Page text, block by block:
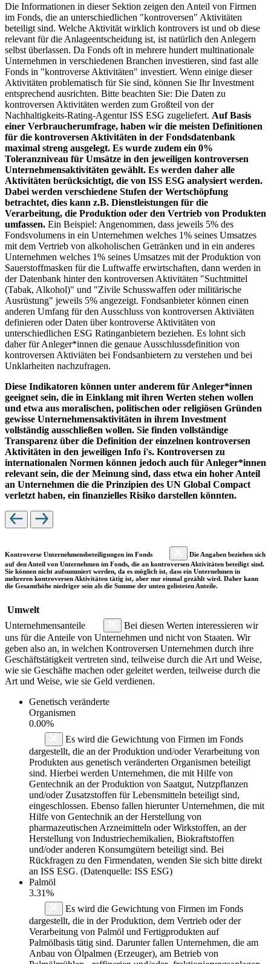
Die Informationen in dieser Sektion zeigen den Anteil von Firmen
im Fonds, die an unterschiedlichen "kontroversen" Aktivitäten
beteiligt sind. Welche Aktivität wirklich kontrovers ist und ob diese
relevant für die Anlageentscheidung ist, ist natürlich den Anlegern
selbst überlassen. Da Fonds oft in mehrere hundert multinationale
Unternehmen in verschiedenen Branchen investieren, sind fast alle
Fonds in "kontroverse Aktivitäten" investiert. Wenn einige dieser
Aktivitäten problematisch für Sie sind, können Sie Ihr Investment
entsprechend ausrichten. Bitte beachten Sie: Die Daten zu
kontroversen Aktivitäten werden zum Großteil von der
Nachhaltigkeits-Rating-Agentur ISS ESG zugeliefert. Auf Basis
einer Verbraucherumfrage, haben wir die meisten Definitionen
für die kontroversen Aktivitäten in der Fondsdatenbank
maximal streng ausgelegt. Es wurde zudem ein 0%
Toleranzniveau für Umsätze in den jeweiligen kontroversen
Unternehmensaktivitäten gewählt. Es werden daher alle
Aktivitäten berücksichtigt, die von ISS ESG analysiert werden.
Dabei werden verschiedene Stufen der Wertschöpfung
betrachtet, dies kann z.B. Dienstleistungen für die
Verarbeitung, die Produktion oder den Vertrieb von Produkten
umfassen. Ein Beispiel: Angenommen, dass jeweils 5% des
Fondsvolumens in ein Unternehmen welches 1% seines Umsatzes
mit dem Vertrieb von alkoholischen Getränken und in ein anderes
Unternehmen welches 1% seines Umsatzes mit der Produktion von
Sauerstoffmasken für die Luftwaffe erwirtschaften, dann werden in
der Datenbank hinter den kontroversen Aktivitäten "Suchtmittel
(Tabak, Alkohol)" und "Zivile Schusswaffen oder militärische
Ausrüstung" jeweils 5% angezeigt. Fondsanbieter können einen
anderen Umfang für den Ausschluss von kontroversen Aktiviäten
definieren oder Daten über kontroverse Aktivitäten von
unterschiedlichen ESG Ratinganbietern beziehen. Es lohnt sich
daher für Anleger*innen die genaue Ausschlussdefinition von
kontroversen Aktiviäten bei Fondsanbietern zu verstehen und bei
Unklarheiten nachzufragen.
Diese Indikatoren können unter anderem für Anleger*innen
geeignet sein, die in Einklang mit ihren Werten stehen wollen
und etwa aus moralischen, politischen oder religiösen Gründen
gewisse Unternehmensaktivitäten in ihrem Investment
vollständig ausschließen wollen. Sie finden vollständige
Transparenz über die Definition der einzelnen kontroversen
Aktivitäten in den jeweiligen Info i's. Kontroversen zu
internationalen Normen können jedoch auch für Anleger*innen
relevant sein, die der Meinung sind, dass etwa ein hoher Anteil
an Unternehmen die die Prinzipien des UN Global Compact
verletzt haben, ein finanzielles Risiko darstellen könnten.
Kontroverse Unternehmensbeteiligungen im Fonds
Die Angaben beziehen sich
auf den Anteil von Unternehmen im Fonds, die an kontroversen Aktivitäten beteiligt sind.
Sie können nicht aufsummiert werden, da es möglich ist, dass ein Unternehmen in
mehreren kontroversen Aktivitäten tätig ist, aber nur einmal gezählt wird. Daher kann
die Gesamthöhe niedriger sein als die Summe der unten gelisteten Anteile.
Umwelt
Unternehmensanteile
Bei diesen Werten interessieren wir
uns für die Anteile von Unternehmen und nicht von Staaten. Wir
geben also an, in welchen Kontroversen Unternehmen durch ihre
Geschäftstätigkeit vertreten sind, teilweise durch die Art und Weise,
wie sie Geschäfte machen oder geleitet werden, teilweise durch die
Art und Weise, wie sie Geld verdienen.
Genetisch veränderte
Organismen
0.00%
Es wird die Gewichtung von Firmen im Fonds
dargestellt, die an der Produktion und/oder Verarbeitung von
Produkten aus genetisch veränderten Organismen beteiligt
sind. Hierbei werden Unternehmen, die mit Hilfe von
Gentechnik an der Produktion von Saatgut, Nutzpflanzen
und/oder Zusatzstoffen für Lebensmitteln beteiligt sind,
eingeschlossen. Ebenso fallen hierunter Unternehmen, die mit
Hilfe von Gentechnik an der Herstellung von
pharmazeutischen Arzneimitteln oder Wirkstoffen, an der
Herstellung von Industriechemikalien, Biokraftstoffen
und/oder anderen Konsumgütern beteiligt sind. Bei
Rückfragen zu den Firmendaten, wenden Sie sich bitte direkt
an ISS ESG. (Datenquelle: ISS ESG)
Palmöl
3.31%
Es wird die Gewichtung von Firmen im Fonds
dargestellt, die in der Produktion, dem Vertrieb oder der
Verarbeitung von Palmöl und Fertigprodukten auf
Palmölbasis tätig sind. Darunter fallen Unternehmen, die am
Anbau von Ölpalmen (Erzeuger), am Betrieb von